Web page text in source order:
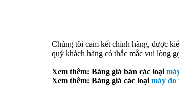
Chúng tôi cam kết chính hãng, được
quý khách hàng có thắc mắc vui lòng
Xem thêm: Bảng giá bán các loại
Xem thêm: Bảng giá các loại máy đo